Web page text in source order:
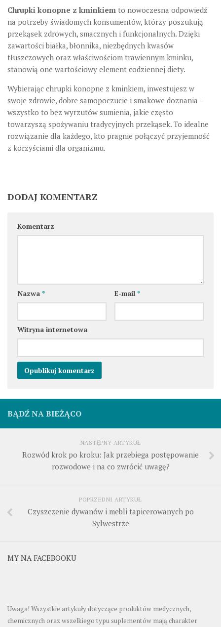
Chrupki konopne z kminkiem to nowoczesna odpowiedź
na potrzeby świadomych konsumentów, którzy poszukują
przekąsek zdrowych, smacznych i funkcjonalnych. Dzięki
zawartości białka, błonnika, niezbędnych kwasów
tłuszczowych oraz właściwościom trawiennym kminku,
stanowią one wartościowy element codziennej diety.
Wybierając chrupki konopne z kminkiem, inwestujesz w
swoje zdrowie, dobre samopoczucie i smakowe doznania –
wszystko to bez wyrzutów sumienia, jakie często
towarzyszą spożywaniu tradycyjnych przekąsek. To idealne
rozwiązanie dla każdego, kto pragnie połączyć przyjemność
z korzyściami dla organizmu.
DODAJ KOMENTARZ
Komentarz
Nazwa * E-mail *
Witryna internetowa
BĄDŹ NA BIEŻĄCO
NASTĘPNY ARTYKUŁ
Rozwód krok po kroku: Jak przebiega postępowanie
rozwodowe i na co zwrócić uwagę?
POPRZEDNI ARTYKUŁ
Czyszczenie dywanów i mebli tapicerowanych po
Sylwestrze
MY NA FACEBOOKU
Uwaga! Wszystkie artykuły dotyczące produktów medycznych,
chemicznych oraz wszelkiego typu suplementów mają charakter